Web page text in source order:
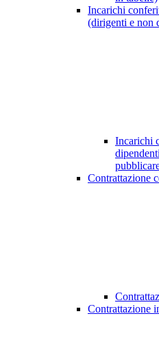
Incarichi
(dirigenti e non
Incarichi
Contrattazione
Contrattazione